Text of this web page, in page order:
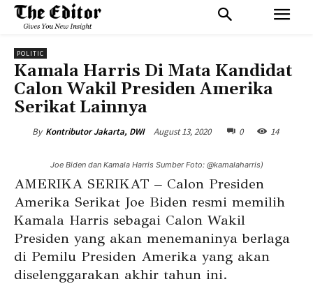
POLITIC
Kamala Harris Di Mata Kandidat
Calon Wakil Presiden Amerika
Serikat Lainnya
By Kontributor Jakarta, DWI August 13, 2020 0 14
Joe Biden dan Kamala Harris Sumber Foto: @kamalaharris)
AMERIKA SERIKAT – Calon Presiden
Amerika Serikat Joe Biden resmi memilih
Kamala Harris sebagai Calon Wakil
Presiden yang akan menemaninya berlaga
di Pemilu Presiden Amerika yang akan
diselenggarakan akhir tahun ini.